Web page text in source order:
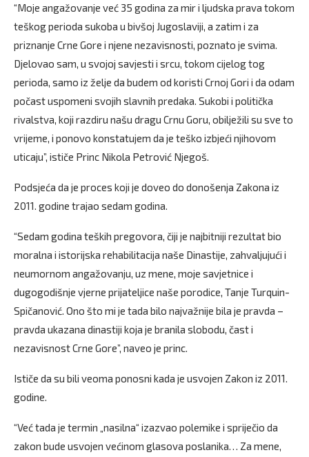
“Moje angažovanje već 35 godina za mir i ljudska prava tokom
teškog perioda sukoba u bivšoj Jugoslaviji, a zatim i za
priznanje Crne Gore i njene nezavisnosti, poznato je svima.
Djelovao sam, u svojoj savjesti i srcu, tokom cijelog tog
perioda, samo iz želje da budem od koristi Crnoj Gori i da odam
počast uspomeni svojih slavnih predaka. Sukobi i politička
rivalstva, koji razdiru našu dragu Crnu Goru, obilježili su sve to
vrijeme, i ponovo konstatujem da je teško izbjeći njihovom
uticaju”, ističe Princ Nikola Petrović Njegoš.
Podsjeća da je proces koji je doveo do donošenja Zakona iz
2011. godine trajao sedam godina.
“Sedam godina teških pregovora, čiji je najbitniji rezultat bio
moralna i istorijska rehabilitacija naše Dinastije, zahvaljujući i
neumornom angažovanju, uz mene, moje savjetnice i
dugogodišnje vjerne prijateljice naše porodice, Tanje Turquin-
Spičanović. Ono što mi je tada bilo najvažnije bila je pravda –
pravda ukazana dinastiji koja je branila slobodu, čast i
nezavisnost Crne Gore”, naveo je princ.
Ističe da su bili veoma ponosni kada je usvojen Zakon iz 2011.
godine.
“Već tada je termin „nasilna“ izazvao polemike i spriječio da
zakon bude usvojen većinom glasova poslanika… Za mene,